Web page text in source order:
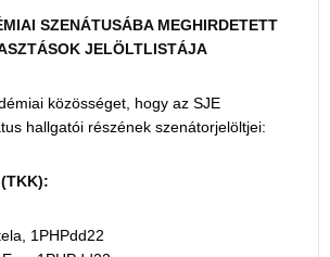
SZENÁTUSÁBA MEGHIRDETETT
JELÖLTLISTÁJA
közösséget, hogy az SJE
hallgatói részének szenátorjelöltjei:
1PHPdd22